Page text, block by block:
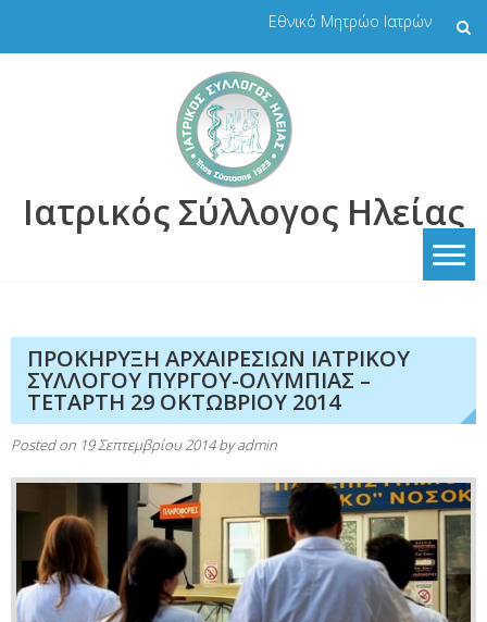
Εθνικό Μητρώο Ιατρών
Ιατρικός Σύλλογος Ηλείας
ΠΡΟΚΗΡΥΞΗ ΑΡΧΑΙΡΕΣΙΩΝ ΙΑΤΡΙΚΟΥ
ΣΥΛΛΟΓΟΥ ΠΥΡΓΟΥ-ΟΛΥΜΠΙΑΣ –
ΤΕΤΑΡΤΗ 29 ΟΚΤΩΒΡΙΟΥ 2014
Posted on 19 Σεπτεμβρίου 2014byadmin